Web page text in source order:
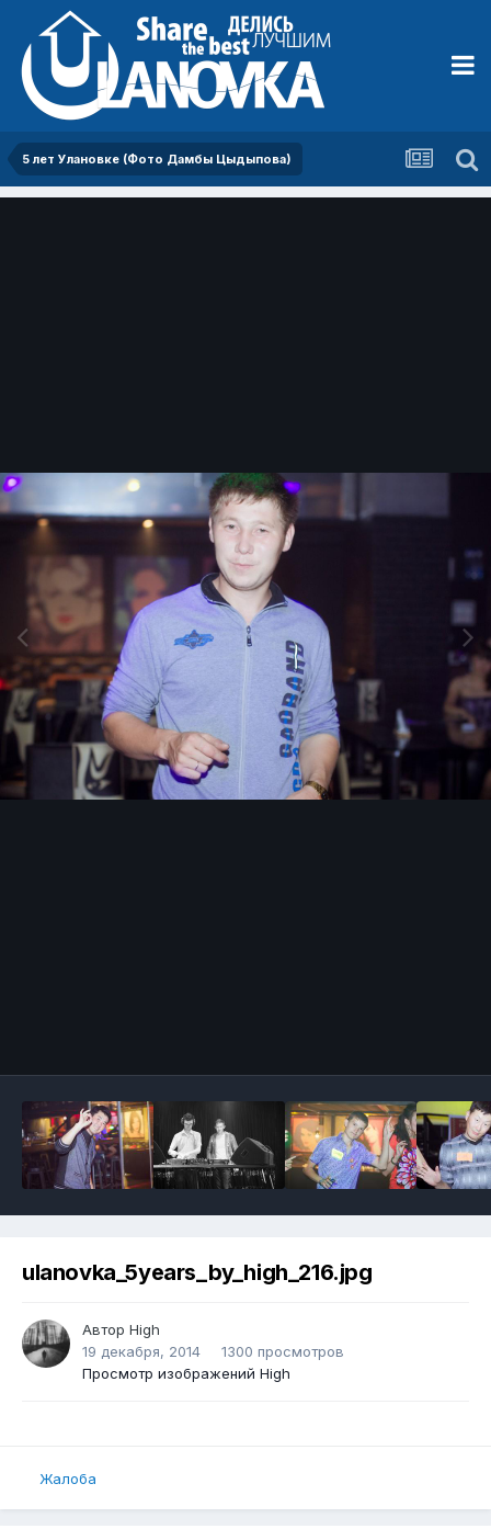
5 лет Улановке (Фото Дамбы Цыдыпова)
ulanovka_5years_by_high_216.jpg
Автор High
19 декабря, 2014
1300 просмотров
Просмотр изображений High
Жалоба